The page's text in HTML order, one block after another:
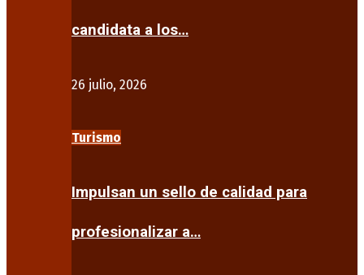
candidata a los…
26 julio, 2026
Turismo
Impulsan un sello de calidad para
profesionalizar a…